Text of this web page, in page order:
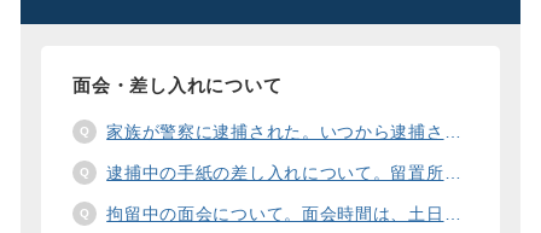
面会・差し入れについて
家族が警察に逮捕された。いつから逮捕された家族と面会することができますか？
逮捕中の手紙の差し入れについて。留置所に手紙を送る際の宛先の書き方は？
拘留中の面会について。面会時間は、土日や祝日の面会は、一度に面会できる人数は。